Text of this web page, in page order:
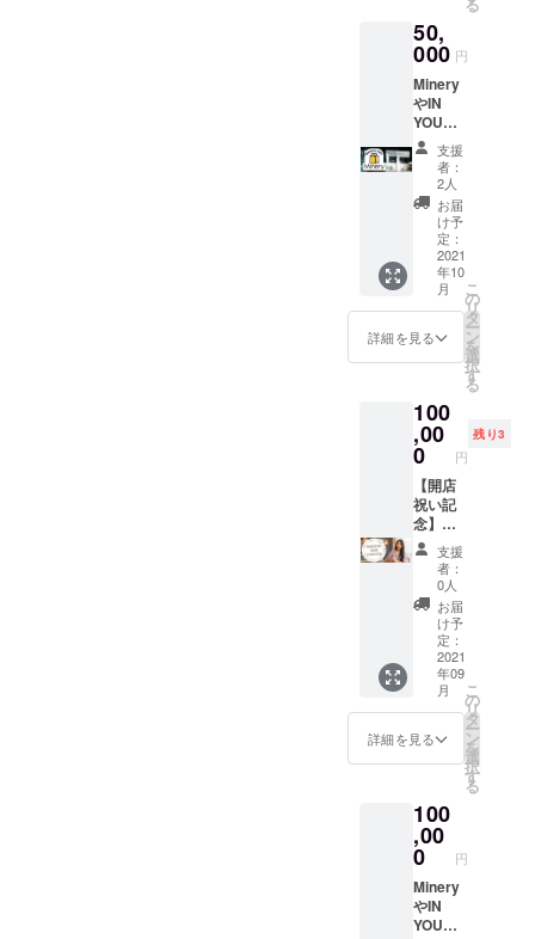
１つの
あなた
だけの
Fivele
が診断
結果
（お手
紙）と
一緒
に、お
手元に
届きま
す。 <
商品の
詳細は
https://i
nyoum
om/cat
egory/b
eatuy/5
24-1 ※
オート
ク
チュー
ル式の
ため、
製造に
1ヶ月～
1ヶ月半
程かか
りま
す。 製
造でき
次第お
せて頂
きま
（下記
のうち3
上） -
飲むミ
ネラル
https://i
nyoum
arket.c
om/cat
egory/
minery/
501-1 -
ビタミ
ンC
https://i
nyoum
1061-1
- バスタ
イム
nyoum
arket.c
om/cat
egory/i
nyou/63
6-1 -
パー
フェク
トチョ
コレー
https://i
nyoum
arket.c
egory/-/
むぎが
ゆ
https://i
arket.c
om/cat
egory/-/
スで
す。
【内
容】 ■
自社・
コラボ
商品
（下記
のうち3
点以
上） -
飲むミ
ネラル
https://i
nyoum
arket.c
om/cat
minery/
ビタミ
ンC
https://i
nyoum
arket.c
om/cat
egory/-/
1061-1
- バスタ
イム
https://i
nyoum
arket.c
om/cat
egory/i
nyou/63
6-1 -
パー
ト
https://i
nyoum
arket.c
om/cat
egory/-/
375-1 -
る
50,
000 円
Minery
やIN
YOU
MARKE
Tオリジ
ナル商
品ギフ
トボッ
クス イ
ンユー
マー
ケット
で実際
に購入
する
と、5万
のもの
をお届
け！
https://i
nyoum
arket.c
om/
【内
容】 ■
自社・
コラボ
商品
（下記
のうち4
点以
上） -
飲むミ
ネラル
https://i
om/cat
egory/
minery/
501-1 -
ビタミ
ンC
https://i
支援
者：
2人
お届
け予
定：
2021
年10
月
詳細を見る
こ
の
リ
タ
ー
ン
を
選
択
す
る
100
,00
0 円
残り3
【開店
祝い記
念】限
定3名
様！ プ
レミア
ム・
セッ
ション
（都内
開催）
代表松
浦との
座談会
に参加
オーガ
ニック
なス
イーツ
付き！
（社会
情勢を
支援
者：
0人
お届
け予
定：
2021
年09
月
詳細を見る
こ
の
リ
タ
ー
ン
を
選
択
す
る
100
,00
0 円
Minery
やIN
YOU